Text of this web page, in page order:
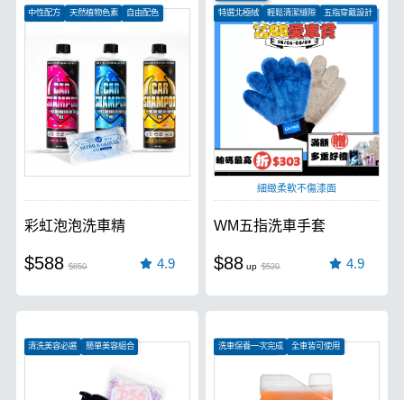
中性配方 天然植物色素 自由配色
彩虹泡泡洗車精
$588 $850 4.9
特選北極絨 輕鬆清潔縫隙 五指穿戴設計
細緻柔軟不傷漆面
WM五指洗車手套
$88 $520 4.9
清洗美容必選
簡單美容組合
洗車保養一次完成
全車皆可使用